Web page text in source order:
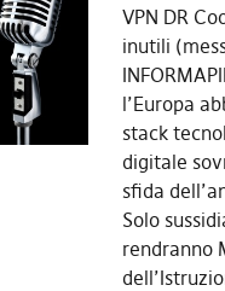
VPN DR
inutili
l’Europa
stack
digitale
sfida
Solo
rendranno